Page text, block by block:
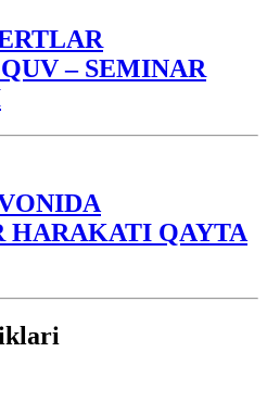
– SEMINAR
HARAKATI QAYTA